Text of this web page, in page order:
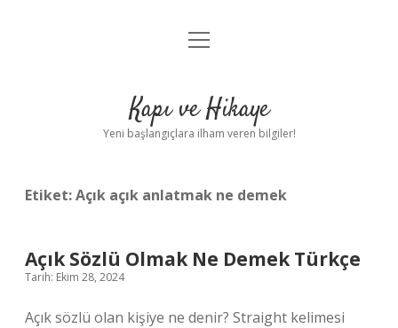
Anasayfa
Yasal Uyarı
menüyü
Kapı ve Hikaye
Yeni başlangıçlara ilham veren bilgiler!
Etiket:Açık açık anlatmak ne demek
Açık Sözlü Olmak Ne Demek Türkçe
Tarih: Ekim 28, 2024
Açık sözlü olan kişiye ne denir? Straight kelimesi